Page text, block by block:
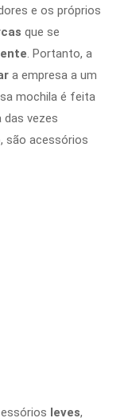
e os próprios
que se
. Portanto, a
a empresa a um
mochila é feita
das vezes
são acessórios
leves,